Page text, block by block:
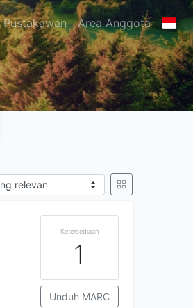
Pustakawan Area Anggota
Ketersediaan
1
Unduh MARC